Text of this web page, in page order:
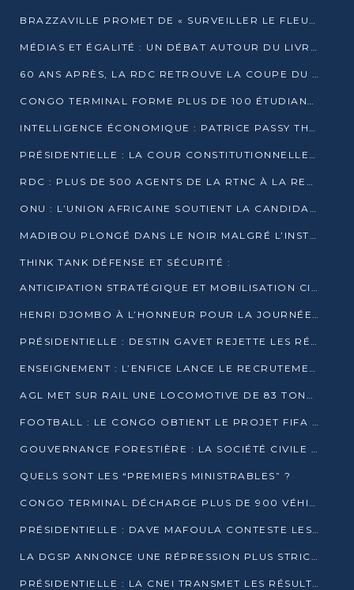
BRAZZAVILLE PROMET DE « SURVEILLER LE FLEUVE » APRÈS LA QUALIFICATION DE LA RDC AU MONDIAL
MÉDIAS ET ÉGALITÉ : UN DÉBAT AUTOUR DU LIVRE « CES FEMMES QUI REPRENNENT LE POUVOIR SUR LEUR VIE »
60 ANS APRÈS, LA RDC RETROUVE LA COUPE DU MONDE
CONGO TERMINAL FORME PLUS DE 100 ÉTUDIANTS AUX TECHNIQUES D’EMBAUCHE
INTELLIGENCE ÉCONOMIQUE : PATRICE PASSY THÉORISE UNE STRATÉGIE ADAPTÉE AUX CONTEXTES FRAGMENTÉS
PRÉSIDENTIELLE : LA COUR CONSTITUTIONNELLE CONFIRME LA VICTOIRE DE SASSOU NGUESSO AVEC 94,90 % DES SUFFRAGES
RDC : PLUS DE 500 AGENTS DE LA RTNC À LA RETRAITE, UNE PAGE SE TOURNE
ONU : L’UNION AFRICAINE SOUTIENT LA CANDIDATURE DE MACKY SALL
MADIBOU PLONGÉ DANS LE NOIR MALGRÉ L’INSTALLATION D’UN NOUVEAU TRANSFORMATEUR
THINK TANK DÉFENSE ET SÉCURITÉ :
ANTICIPATION STRATÉGIQUE ET MOBILISATION CITOYENNE POUR NOTRE SOUVERAINETÉ NATIONALE
HENRI DJOMBO À L’HONNEUR POUR LA JOURNÉE MONDIALE DU THÉÂTRE
PRÉSIDENTIELLE : DESTIN GAVET REJETTE LES RÉSULTATS ET APPELLE À UN DIALOGUE NATIONAL
ENSEIGNEMENT : L’ENFICE LANCE LE RECRUTEMENT DE SA PREMIÈRE PROMOTION DE PROFESSEURS DES ÉCOLES
AGL MET SUR RAIL UNE LOCOMOTIVE DE 83 TONNES À POINTE-NOIRE
FOOTBALL : LE CONGO OBTIENT LE PROJET FIFA ARENA POUR SES 15 DÉPARTEMENTS
GOUVERNANCE FORESTIÈRE : LA SOCIÉTÉ CIVILE CONGOLAISE AFFICHE SES PRIORITÉS POUR 2026
QUELS SONT LES “PREMIERS MINISTRABLES” ?
CONGO TERMINAL DÉCHARGE PLUS DE 900 VÉHICULES EN QUELQUES HEURES
PRÉSIDENTIELLE : DAVE MAFOULA CONTESTE LES RÉSULTATS PROVISOIRES
LA DGSP ANNONCE UNE RÉPRESSION PLUS STRICTE CONTRE LES MOTO-TAXIS
PRÉSIDENTIELLE : LA CNEI TRANSMET LES RÉSULTATS PROVISOIRES À LA COUR CONSTITUTIONNELLE